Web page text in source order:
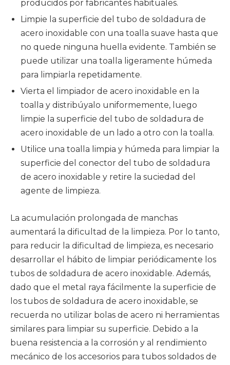
producidos por fabricantes habituales.
Limpie la superficie del tubo de soldadura de
acero inoxidable con una toalla suave hasta que
no quede ninguna huella evidente. También se
puede utilizar una toalla ligeramente húmeda
para limpiarla repetidamente.
Vierta el limpiador de acero inoxidable en la
toalla y distribúyalo uniformemente, luego
limpie la superficie del tubo de soldadura de
acero inoxidable de un lado a otro con la toalla.
Utilice una toalla limpia y húmeda para limpiar la
superficie del conector del tubo de soldadura
de acero inoxidable y retire la suciedad del
agente de limpieza.
La acumulación prolongada de manchas
aumentará la dificultad de la limpieza. Por lo tanto,
para reducir la dificultad de limpieza, es necesario
desarrollar el hábito de limpiar periódicamente los
tubos de soldadura de acero inoxidable. Además,
dado que el metal raya fácilmente la superficie de
los tubos de soldadura de acero inoxidable, se
recuerda no utilizar bolas de acero ni herramientas
similares para limpiar su superficie. Debido a la
buena resistencia a la corrosión y al rendimiento
mecánico de los accesorios para tubos soldados de